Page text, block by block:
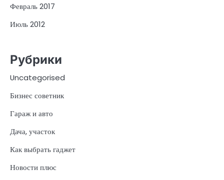
Февраль 2017
Июль 2012
Рубрики
Uncategorised
Бизнес советник
Гараж и авто
Дача, участок
Как выбрать гаджет
Новости плюс